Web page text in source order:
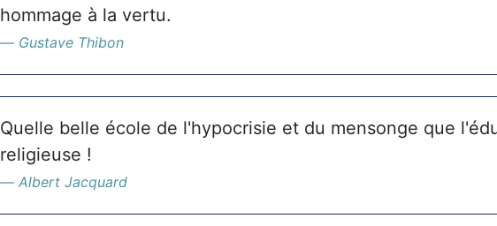
hommage à la vertu.
Gustave Thibon
Quelle belle école de l'hypocrisie et du mensonge que
religieuse !
Albert Jacquard